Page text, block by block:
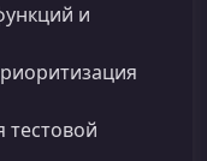
и
тестовой